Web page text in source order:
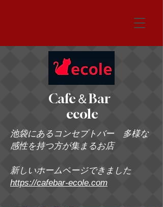
Cafe＆Bar
ecole
池袋にあるコンセプトバー 多様な
感性を持つ方が集まるお店
新しいホームページできました
https://cafebar-ecole.com